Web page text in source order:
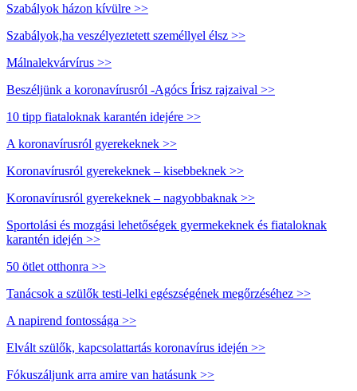
Szabályok házon kívülre >>
Szabályok,ha veszélyeztetett személlyel élsz >>
Málnalekvárvírus >>
Beszéljünk a koronavírusról -Agócs Írisz rajzaival >>
10 tipp fiataloknak karantén idejére >>
A koronavírusról gyerekeknek >>
Koronavírusról gyerekeknek – kisebbeknek >>
Koronavírusról gyerekeknek – nagyobbaknak >>
Sportolási és mozgási lehetőségek gyermekeknek és fiataloknak
karantén idején >>
50 ötlet otthonra >>
Tanácsok a szülők testi-lelki egészségének megőrzéséhez >>
A napirend fontossága >>
Elvált szülők, kapcsolattartás koronavírus idején >>
Fókuszáljunk arra amire van hatásunk >>